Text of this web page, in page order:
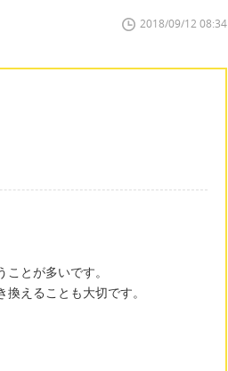
2018/09/12 08:34
とが多いです。
えることも大切です。